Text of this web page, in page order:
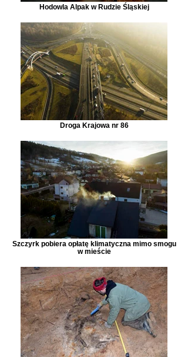
Hodowla Alpak w Rudzie Śląskiej
Droga Krajowa nr 86
Szczyrk pobiera opłatę klimatyczna mimo smogu
w mieście